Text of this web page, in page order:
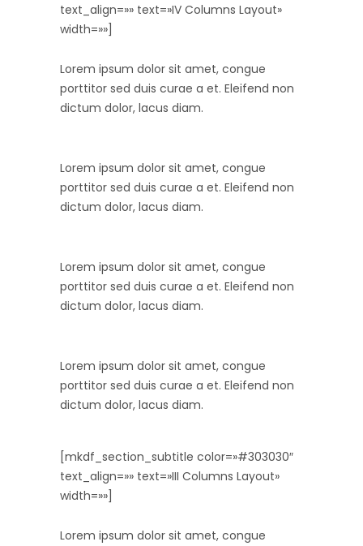
text_align=»» text=»IV Columns Layout»
width=»»]
Lorem ipsum dolor sit amet, congue
porttitor sed duis curae a et. Eleifend non
dictum dolor, lacus diam.
Lorem ipsum dolor sit amet, congue
porttitor sed duis curae a et. Eleifend non
dictum dolor, lacus diam.
Lorem ipsum dolor sit amet, congue
porttitor sed duis curae a et. Eleifend non
dictum dolor, lacus diam.
Lorem ipsum dolor sit amet, congue
porttitor sed duis curae a et. Eleifend non
dictum dolor, lacus diam.
[mkdf_section_subtitle color=»#303030″
text_align=»» text=»III Columns Layout»
width=»»]
Lorem ipsum dolor sit amet, congue